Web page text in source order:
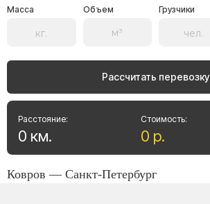
Масса Объем Грузчики
Рассчитать перевозку
Стоимость:
0 р.
Расстояние:
0 км.
Ковров — Санкт-Петербург